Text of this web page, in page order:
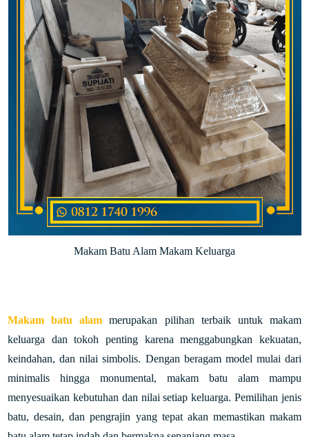
Makam Batu Alam Makam Keluarga
Makam batu alam merupakan pilihan terbaik untuk makam
keluarga dan tokoh penting karena menggabungkan kekuatan,
keindahan, dan nilai simbolis. Dengan beragam model mulai dari
minimalis hingga monumental, makam batu alam mampu
menyesuaikan kebutuhan dan nilai setiap keluarga. Pemilihan jenis
batu, desain, dan pengrajin yang tepat akan memastikan makam